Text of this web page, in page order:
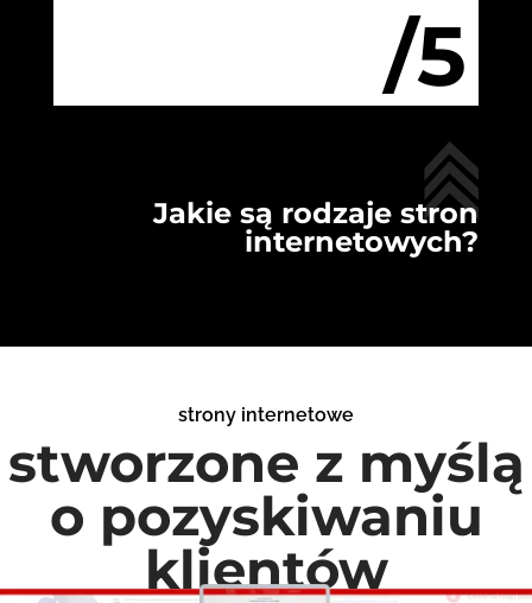
/5
Jakie są rodzaje stron
internetowych?
strony internetowe
stworzone z myślą
o pozyskiwaniu
klientów